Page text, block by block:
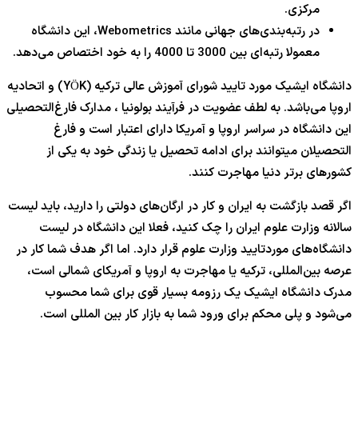
مرکزی.
در رتبه‌بندی‌های جهانی مانند Webometrics، این دانشگاه
معمولا رتبه‌ای بین 3000 تا 4000 را به خود اختصاص می‌دهد.
دانشگاه ایشیک مورد تایید شورای آموزش عالی ترکیه (YÖK) و اتحادیه
اروپا می‌باشد. به لطف عضویت در فرآیند بولونیا ، مدارک فارغ‌التحصیلی
این دانشگاه در سراسر اروپا و آمریکا دارای اعتبار است و فارغ
التحصیلان میتوانند برای ادامه تحصیل یا زندگی خود به یکی از
کشورهای برتر دنیا مهاجرت کنند.
اگر قصد بازگشت به ایران و کار در ارگان‌های دولتی را دارید، باید لیست
سالانه وزارت علوم ایران را چک کنید، فعلا این دانشگاه در لیست
دانشگاه‌های موردتایید وزارت علوم قرار دارد. اما اگر هدف شما کار در
عرصه بین‌المللی، ترکیه یا مهاجرت به اروپا و آمریکای شمالی است،
مدرک دانشگاه ایشیک یک رزومه بسیار قوی برای شما محسوب
می‌شود و پلی محکم برای ورود شما به بازار کار بین المللی است.